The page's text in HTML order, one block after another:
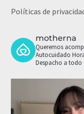
Políticas de
motherna
Queremos
Autocuidado
Despacho a todo